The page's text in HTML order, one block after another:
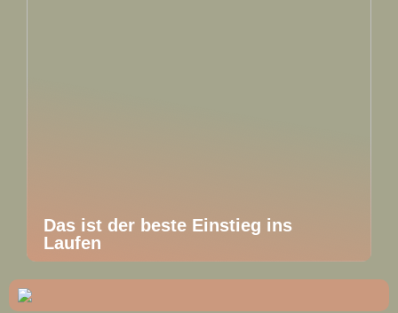
Das ist der beste Einstieg ins
Laufen